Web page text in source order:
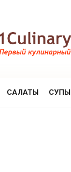
САЛАТЫ СУПЫ